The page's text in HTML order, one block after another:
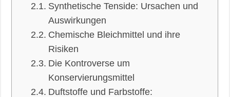
Synthetische Tenside: Ursachen und
Auswirkungen
Chemische Bleichmittel und ihre
Risiken
Die Kontroverse um
Konservierungsmittel
Duftstoffe und Farbstoffe: